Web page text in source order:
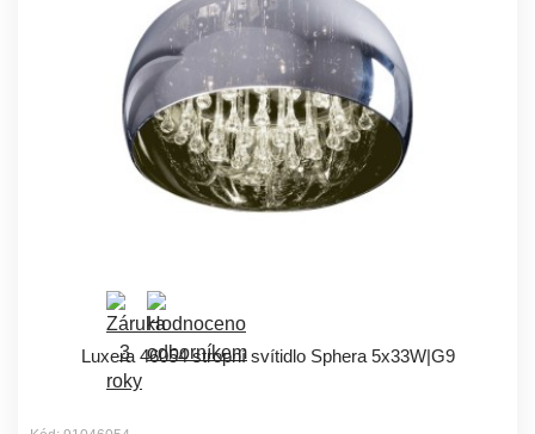
Luxera 46054 stropní svítidlo Sphera 5x33W|G9